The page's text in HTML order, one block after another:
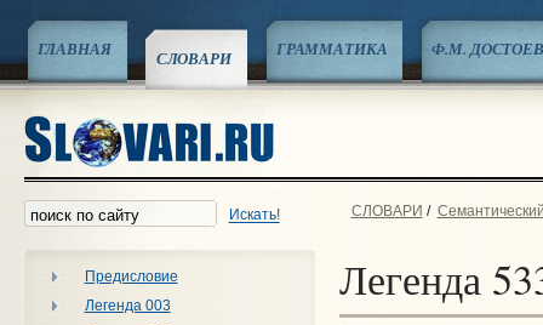
ГЛАВНАЯ СЛОВАРИ ГРАММАТИКА Ф.М.
Искать!
Предисловие
Легенда 003
СЛОВАРИ /
Легенда